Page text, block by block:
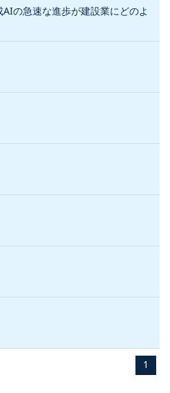
AIの急速な進歩が建設業にどのよ
1